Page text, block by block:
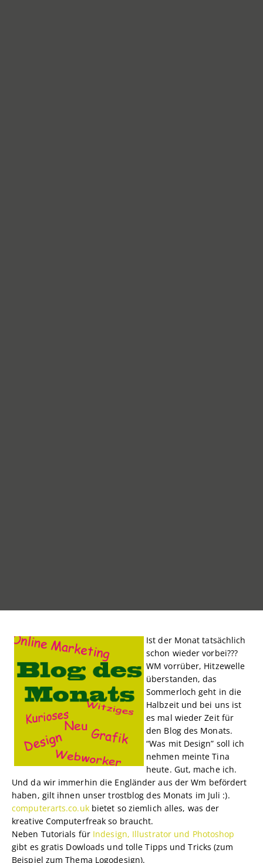
Ist der Monat tatsächlich
schon wieder vorbei???
WM vorrüber, Hitzewelle
überstanden, das
Sommerloch geht in die
Halbzeit und bei uns ist
es mal wieder Zeit für
den Blog des Monats.
“Was mit Design” soll ich
nehmen meinte Tina
heute. Gut, mache ich.
Und da wir immerhin die Engländer aus der Wm befördert
haben, gilt ihnen unser trostblog des Monats im Juli :).
computerarts.co.ukbietet so ziemlich alles, was der
kreative Computerfreak so braucht.
Neben Tutorials für Indesign, Illustrator und Photoshop
gibt es gratis Dowloads und tolle Tipps und Tricks (zum
Beispiel zum Thema Logodesign).